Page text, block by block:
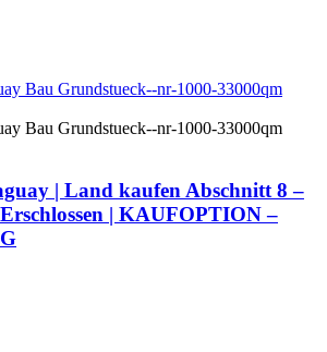
| Land kaufen Abschnitt 8 –
| KAUFOPTION –